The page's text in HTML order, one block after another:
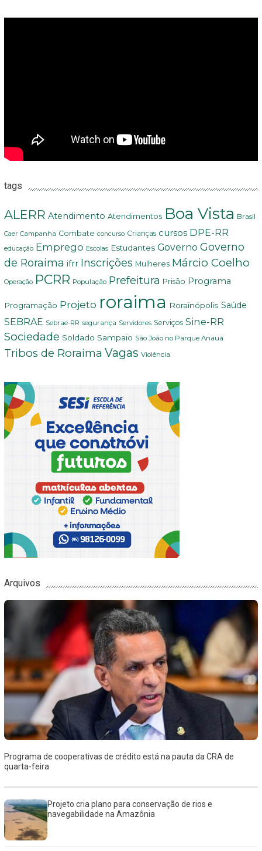
tags
ALERR Atendimento Atendimentos Boa Vista Brasil
Caer Campanha Combate concurso Crianças cursos DPE-RR
educação Emprego Escolas Estudantes Governo Governo
de Roraima ifrr Inscrições Mulheres Márcio Coelho
Operação PCRR População Prefeitura Prisão Programa
Programação Projeto roraima Rorainópolis Saúde
SEBRAE Sebrae-RR segurança Servidores Serviços Sine-RR
Sociedade Soldado Sampaio São João no Parque Anauá
Tribos de Roraima Vagas Violência
Arquivos
Programa de cooperativas de crédito está na pauta da CRA de
quarta-feira
Projeto cria plano para conservação de rios e
navegabilidade na Amazônia